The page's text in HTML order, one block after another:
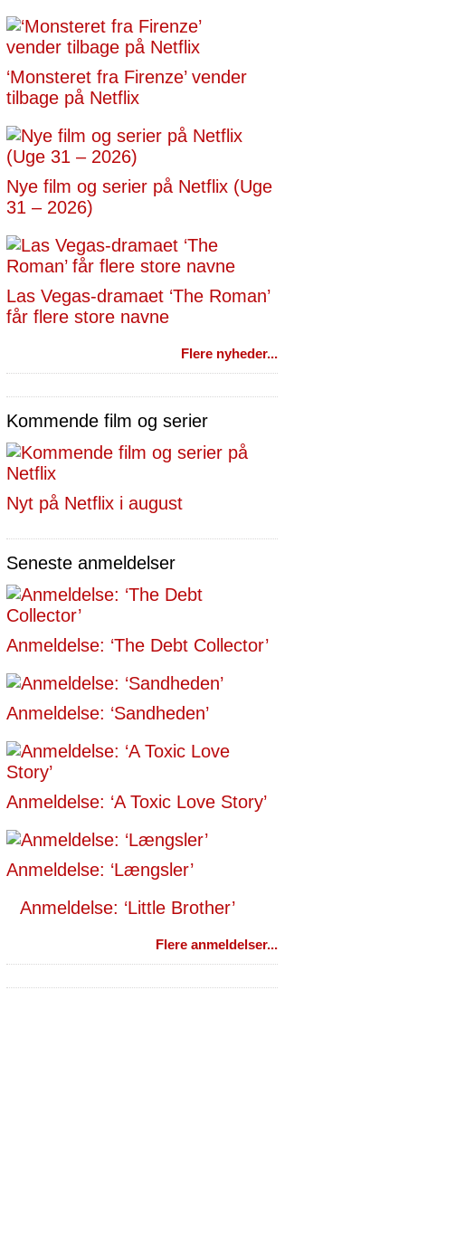
‘Monsteret fra Firenze’ vender
tilbage på Netflix
Nye film og serier på Netflix (Uge
31 – 2026)
Las Vegas-dramaet ‘The Roman’
får flere store navne
Flere nyheder...
Kommende film og serier
Nyt på Netflix i august
Seneste anmeldelser
Anmeldelse: ‘The Debt Collector’
Anmeldelse: ‘Sandheden’
Anmeldelse: ‘A Toxic Love Story’
Anmeldelse: ‘Længsler’
Anmeldelse: ‘Little Brother’
Flere anmeldelser...